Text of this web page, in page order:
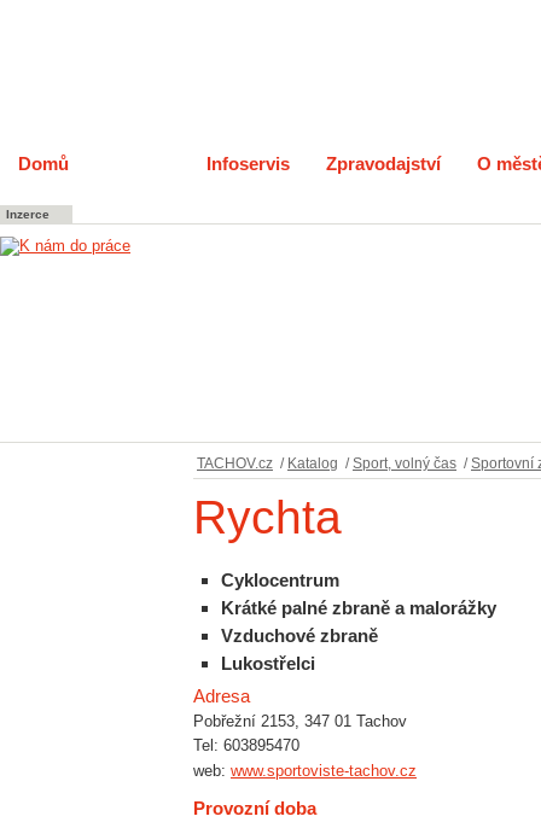
Domů Infoservis Zpravodajství O
Inzerce
TACHOV.cz / Katalog / Sport, volný čas / Sportovní
Rychta
Cyklocentrum
Krátké palné zbraně a malorážky
Vzduchové zbraně
Lukostřelci
Adresa
Pobřežní 2153, 347 01 Tachov
Tel: 603895470
web: www.sportoviste-tachov.cz
Provozní doba